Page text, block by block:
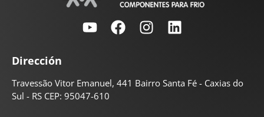
Dirección
Travessão Vitor Emanuel, 441 Bairro Santa Fé - Caxias do
Sul - RS CEP: 95047-610